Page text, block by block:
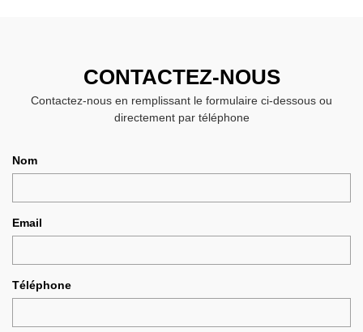
CONTACTEZ-NOUS
Contactez-nous en remplissant le formulaire ci-dessous ou
directement par téléphone
Nom
Email
Téléphone